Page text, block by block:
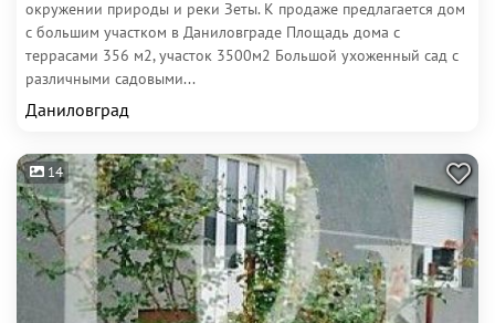
окружении природы и реки Зеты. К продаже предлагается дом
с большим участком в Даниловграде Площадь дома с
террасами 356 м2, участок 3500м2 Большой ухоженный сад с
различными садовыми...
Даниловград
14